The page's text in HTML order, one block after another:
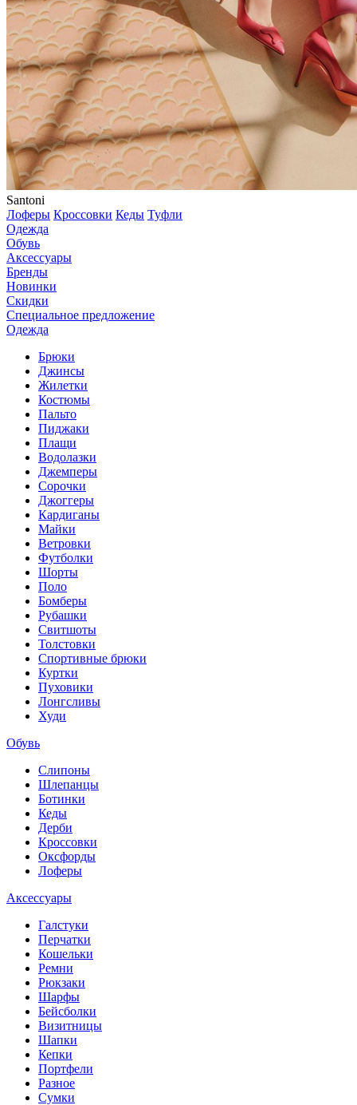
Santoni
Лоферы Кроссовки Кеды Туфли
Одежда
Обувь
Аксессуары
Бренды
Новинки
Скидки
Специальное предложение
Одежда
Брюки
Джинсы
Жилетки
Костюмы
Пальто
Пиджаки
Плащи
Водолазки
Джемперы
Сорочки
Джоггеры
Кардиганы
Майки
Ветровки
Футболки
Шорты
Поло
Бомберы
Рубашки
Свитшоты
Толстовки
Спортивные брюки
Куртки
Пуховики
Лонгсливы
Худи
Обувь
Слипоны
Шлепанцы
Ботинки
Кеды
Дерби
Кроссовки
Оксфорды
Лоферы
Аксессуары
Галстуки
Перчатки
Кошельки
Ремни
Рюкзаки
Шарфы
Бейсболки
Визитницы
Шапки
Кепки
Портфели
Разное
Сумки